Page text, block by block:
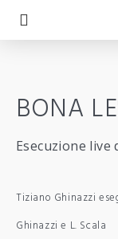
BONA
Esecuzione live
Tiziano Ghinazzi
Ghinazzi e L. Scala